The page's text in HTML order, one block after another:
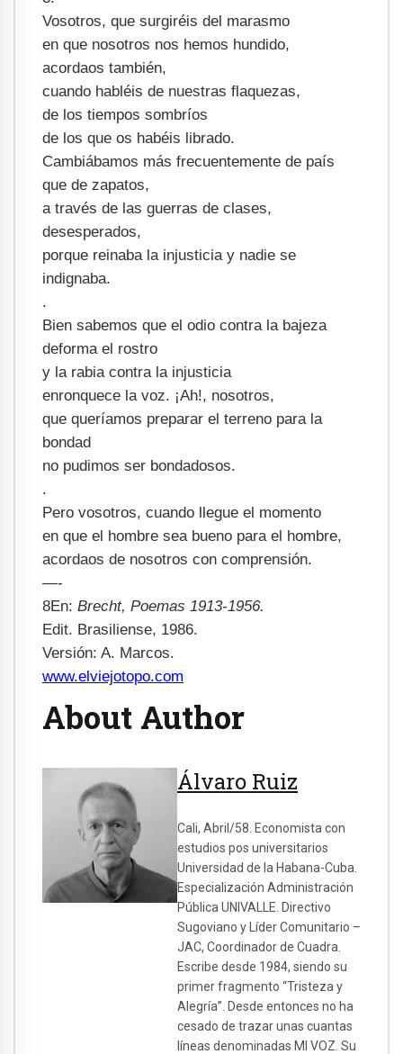
Vosotros, que surgiréis del marasmo
en que nosotros nos hemos hundido,
acordaos también,
cuando habléis de nuestras flaquezas,
de los tiempos sombríos
de los que os habéis librado.
Cambiábamos más frecuentemente de país
que de zapatos,
a través de las guerras de clases,
desesperados,
porque reinaba la injusticia y nadie se
indignaba.
.
Bien sabemos que el odio contra la bajeza
deforma el rostro
y la rabia contra la injusticia
enronquece la voz. ¡Ah!, nosotros,
que queríamos preparar el terreno para la
bondad
no pudimos ser bondadosos.
.
Pero vosotros, cuando llegue el momento
en que el hombre sea bueno para el hombre,
acordaos de nosotros con comprensión.
—-
8En: Brecht, Poemas 1913-1956.
Edit. Brasiliense, 1986.
Versión: A. Marcos.
www.elviejotopo.com
About Author
Álvaro Ruiz
Cali, Abril/58. Economista con
estudios pos universitarios
Universidad de la Habana-Cuba.
Especialización Administración
Pública UNIVALLE. Directivo
Sugoviano y Líder Comunitario –
JAC, Coordinador de Cuadra.
Escribe desde 1984, siendo su
primer fragmento “Tristeza y
Alegría”. Desde entonces no ha
cesado de trazar unas cuantas
líneas denominadas MI VOZ. Su